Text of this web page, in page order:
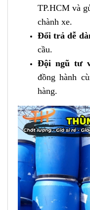
TP.HCM và
chành xe.
Đổi trả dễ
cầu.
Đội ngũ tư
đồng hành
hàng.